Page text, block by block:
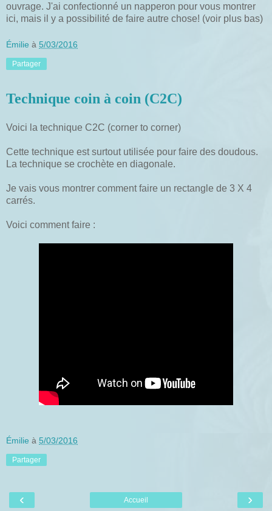
ouvrage. J'ai confectionné un napperon pour vous montrer
ici, mais il y a possibilité de faire autre chose! (voir plus bas)
Émilie à 5/03/2016
Partager
Technique coin à coin (C2C)
Voici la technique C2C (corner to corner)
Cette technique est surtout utilisée pour faire des doudous.
La technique se crochète en diagonale.
Je vais vous montrer comment faire un rectangle de 3 X 4
carrés.
Voici comment faire :
Émilie à 5/03/2016
Partager
‹ ›
Accueil